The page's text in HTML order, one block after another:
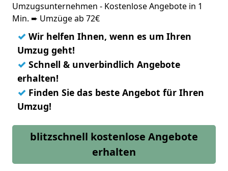
Umzugsunternehmen - Kostenlose Angebote in 1
Min. ➨ Umzüge ab 72€
✓ Wir helfen Ihnen, wenn es um Ihren
Umzug geht!
✓ Schnell & unverbindlich Angebote
erhalten!
✓ Finden Sie das beste Angebot für Ihren
Umzug!
blitzschnell kostenlose Angebote
erhalten